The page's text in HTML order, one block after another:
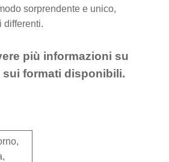
sorprendente e unico,
differenti.
più informazioni su
sui formati disponibili.